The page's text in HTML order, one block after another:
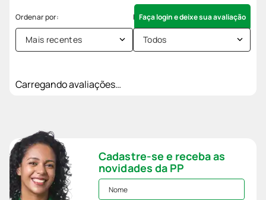
Faça login e deixe sua avaliação
Mais recentes Todos
Carregando avaliações…
Cadastre-se e receba as
novidades da PP